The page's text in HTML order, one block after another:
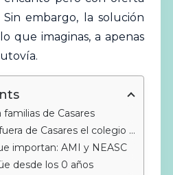
embargo, la solución
que imaginas, a apenas
de Casares
de Casares el colegio ideal?
importan: AMI y NEASC
desde los 0 años